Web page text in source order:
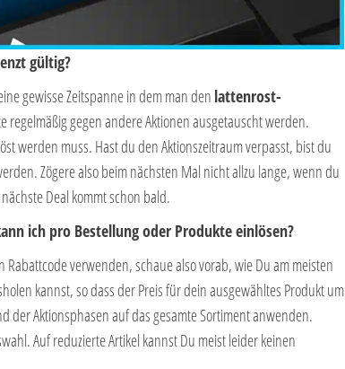
gültig?
gewisse Zeitspanne in dem man den lattenrost-
regelmäßig gegen andere Aktionen ausgetauscht werden.
werden muss. Hast du den Aktionszeitraum verpasst, bist du
Zögere also beim nächsten Mal nicht allzu lange, wenn du
Deal kommt schon bald.
ich pro Bestellung oder Produkte einlösen?
verwenden, schaue also vorab, wie Du am meisten
kannst, so dass der Preis für dein ausgewähltes Produkt um
der Aktionsphasen auf das gesamte Sortiment anwenden.
Auf reduzierte Artikel kannst Du meist leider keinen